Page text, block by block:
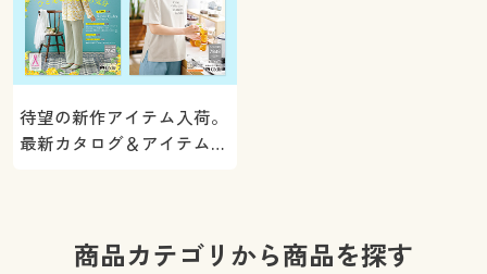
待望の新作アイテム入荷。
最新カタログ＆アイテムを
商品カテゴリから商品を探す